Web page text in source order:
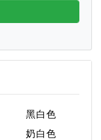
黑白色
奶白色